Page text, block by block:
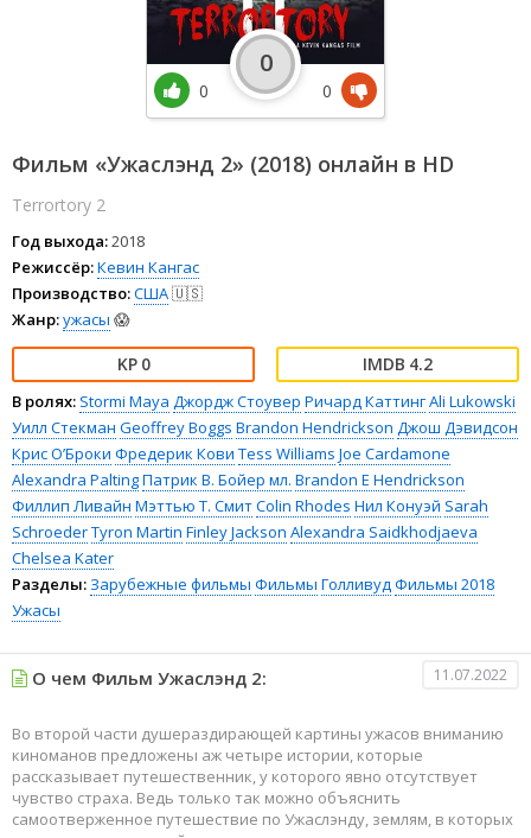
Фильм «Ужаслэнд 2» (2018) онлайн в HD
Terrortory 2
Год выхода:2018
Режиссёр:Кевин Кангас
Производство:США🇺🇸
Жанр:ужасы 😱
0 4.2
В ролях: Stormi Maya Джордж Стоувер Ричард КаттингAli Lukowski
Уилл Стекман Geoffrey Boggs Brandon Hendrickson Джош Дэвидсон
Крис О’Броки Фредерик Кови Tess Williams Joe Cardamone
Alexandra PaltingПатрик В. Бойер мл. Brandon E Hendrickson
Филлип Ливайн Мэттью Т. СмитColin Rhodes Нил Конуэй Sarah
SchroederTyron Martin Finley Jackson Alexandra Saidkhodjaeva
Chelsea Kater
Разделы: Зарубежные фильмы Фильмы ГолливудФильмы 2018
Ужасы
0
0
0
О чем Фильм Ужаслэнд 2: 11.07.2022
Во второй части душераздирающей картины ужасов вниманию
киноманов предложены аж четыре истории, которые
рассказывает путешественник, у которого явно отсутствует
чувство страха. Ведь только так можно объяснить
самоотверженное путешествие по Ужаслэнду, землям, в которых